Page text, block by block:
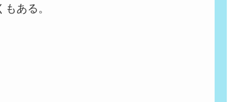
ある。